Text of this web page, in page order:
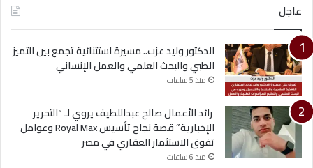
عاجل
الدكتور وليد عزت.. مسيرة استثنائية تجمع بين التميز
الطبي والبحث العلمي والعمل الإنساني
منذ 5 ساعات
رائد الأعمال صالح عبداللطيف يروي لـ “التحرير
الإخبارية” قصة نجاح تأسيس Royal Max وعوامل
تفوق الاستثمار العقاري في مصر
منذ 6 ساعات